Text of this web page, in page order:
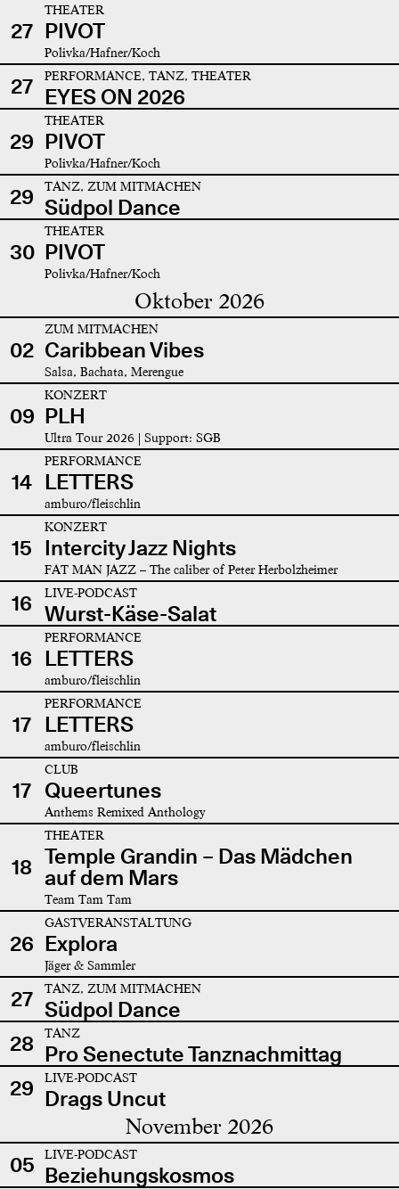
27
THEATER
PIVOT
Polivka/Hafner/Koch
27 PERFORMANCE, TANZ, THEATER
EYES ON 2026
29
THEATER
PIVOT
Polivka/Hafner/Koch
29 TANZ, ZUM MITMACHEN
Südpol Dance
30
THEATER
PIVOT
Polivka/Hafner/Koch
Oktober 2026
02
ZUM MITMACHEN
Caribbean Vibes
Salsa, Bachata, Merengue
09
KONZERT
PLH
Ultra Tour 2026 | Support: SGB
14
PERFORMANCE
LETTERS
amburo/fleischlin
15
KONZERT
Intercity Jazz Nights
FAT MAN JAZZ – The caliber of Peter Herbolzheimer
16 LIVE-PODCAST
Wurst-Käse-Salat
16
PERFORMANCE
LETTERS
amburo/fleischlin
17
PERFORMANCE
LETTERS
amburo/fleischlin
17
CLUB
Queertunes
Anthems Remixed Anthology
18
THEATER
Temple Grandin – Das Mädchen
auf dem Mars
Team Tam Tam
26
GASTVERANSTALTUNG
Explora
Jäger & Sammler
27 TANZ, ZUM MITMACHEN
Südpol Dance
28
TANZ
Pro Senectute Tanznachmittag
29
LIVE-PODCAST
Drags Uncut
November 2026
05 LIVE-PODCAST
Beziehungskosmos